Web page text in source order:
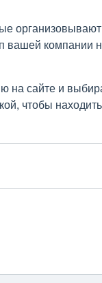
вашей компании
на сайте и
чтобы